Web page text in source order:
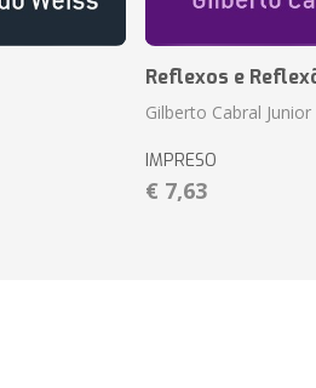
Reflexos e
Gilberto Cabral Junior
IMPRESO
€ 7,63